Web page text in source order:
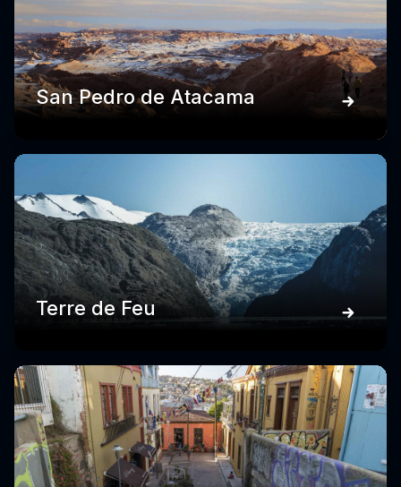
San Pedro de Atacama
Terre de Feu